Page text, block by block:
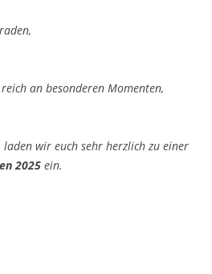
an besonderen Momenten,
wir euch sehr herzlich zu einer
2025 ein.